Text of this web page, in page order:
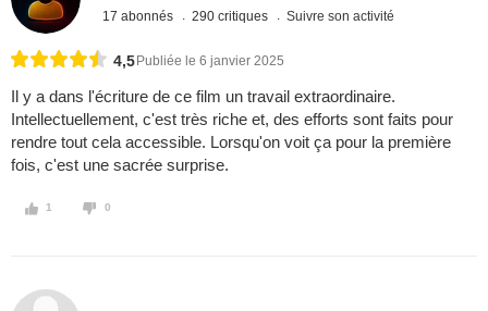
17 abonnés 290 critiques Suivre son activité
4,5 Publiée le 6 janvier 2025
Il y a dans l'écriture de ce film un travail extraordinaire.
Intellectuellement, c'est très riche et, des efforts sont faits pour
rendre tout cela accessible. Lorsqu'on voit ça pour la première
fois, c'est une sacrée surprise.
1 0